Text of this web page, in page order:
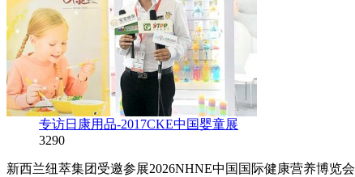
专访日康用品-2017CKE中国婴童展
3290
新西兰纽萃集团受邀参展2026NHNE中国国际健康营养博览会